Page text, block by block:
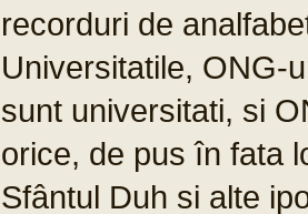
recorduri de
Universitatile, ONG-
sunt universitati, si
orice, de pus în fata
Sfântul Duh si alte